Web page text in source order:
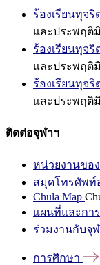
ร้องเรียนทุจ
และประพฤติ
ร้องเรียนทุจ
และประพฤติ
ร้องเรียนทุจ
และประพฤติ
ติดต่อจุฬาฯ
หน่วยงานขอ
สมุดโทรศัพท์
Chula Map
แผนที่และกา
ร่วมงานกับจุ
การศึกษา